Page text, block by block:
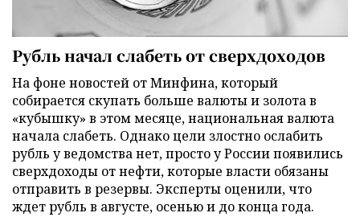
Рубль начал слабеть от сверхдоходов
На фоне новостей от Минфина, который
собирается скупать больше валюты и золота в
«кубышку» в этом месяце, национальная валюта
начала слабеть. Однако цели злостно ослабить
рубль у ведомства нет, просто у России появились
сверхдоходы от нефти, которые власти обязаны
отправить в резервы. Эксперты оценили, что
ждет рубль в августе, осенью и до конца года.